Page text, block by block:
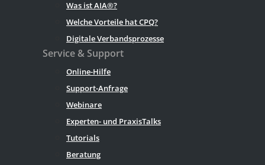
Was ist AIA®?
Welche Vorteile hat CPQ?
Digitale Verbandsprozesse
Service & Support
Online-Hilfe
Support-Anfrage
Webinare
Experten- und PraxisTalks
Tutorials
Beratung